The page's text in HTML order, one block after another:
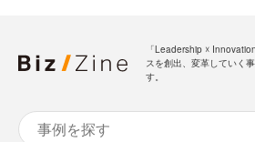
「Leadership ☓
スを創出、変革していく
す。